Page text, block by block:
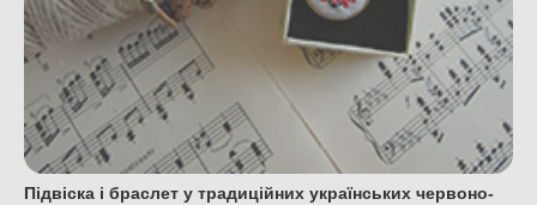
Підвіска і браслет у традиційних українських червоно-